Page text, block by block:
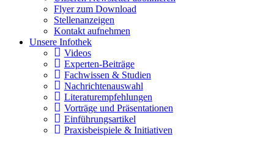
Flyer zum Download
Stellenanzeigen
Kontakt aufnehmen
Unsere Infothek
Videos
Experten-Beiträge
Fachwissen & Studien
Nachrichtenauswahl
Literaturempfehlungen
Vorträge und Präsentationen
Einführungsartikel
Praxisbeispiele & Initiativen